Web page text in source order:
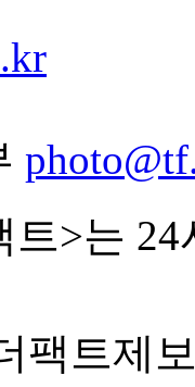
트>는
팩트제